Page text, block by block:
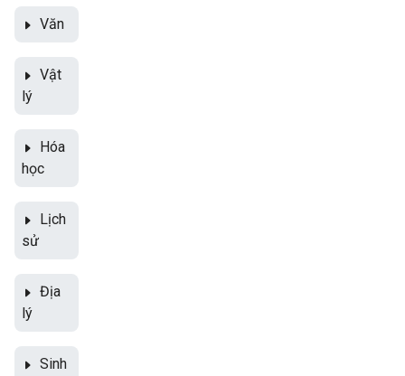
Văn
Vật
lý
Hóa
học
Lịch
sử
Địa
lý
Sinh